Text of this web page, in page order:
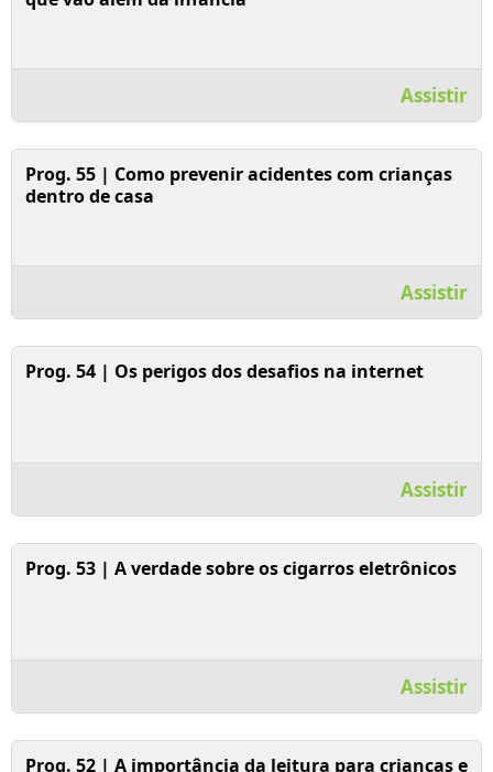
Assistir
Prog. 55 | Como prevenir acidentes com crianças
dentro de casa
Assistir
Prog. 54 | Os perigos dos desafios na internet
Assistir
Prog. 53 | A verdade sobre os cigarros eletrônicos
Assistir
Prog. 52 | A importância da leitura para crianças e